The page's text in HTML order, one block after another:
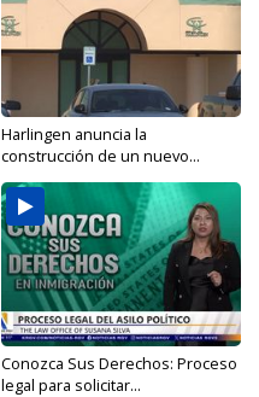
Harlingen anuncia la
construcción de un nuevo...
Conozca Sus Derechos: Proceso
legal para solicitar...